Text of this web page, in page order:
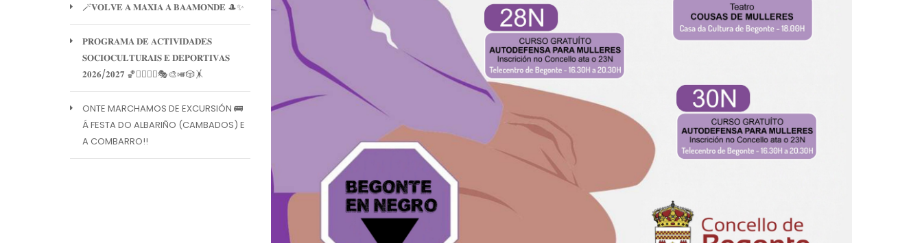
🪄𝐕𝐎𝐋𝐕𝐄 𝐀 𝐌𝐀𝐗𝐈𝐀 𝐀 𝐁𝐀𝐀𝐌𝐎𝐍𝐃𝐄 🎩✨
𝐏𝐑𝐎𝐆𝐑𝐀𝐌𝐀 𝐃𝐄 𝐀𝐂𝐓𝐈𝐕𝐈𝐃𝐀𝐃𝐄𝐒
𝐒𝐎𝐂𝐈𝐎𝐂𝐔𝐋𝐓𝐔𝐑𝐀𝐈𝐒 𝐄 𝐃𝐄𝐏𝐎𝐑𝐓𝐈𝐕𝐀𝐒
𝟐𝟎𝟐𝟔/𝟐𝟎𝟐𝟕 🏀🏊‍♀️🧘‍♀️🎭🎨🎺🎲🤸
ONTE MARCHAMOS DE EXCURSIÓN 🚌
Á FESTA DO ALBARIÑO (CAMBADOS) E
A COMBARRO!!